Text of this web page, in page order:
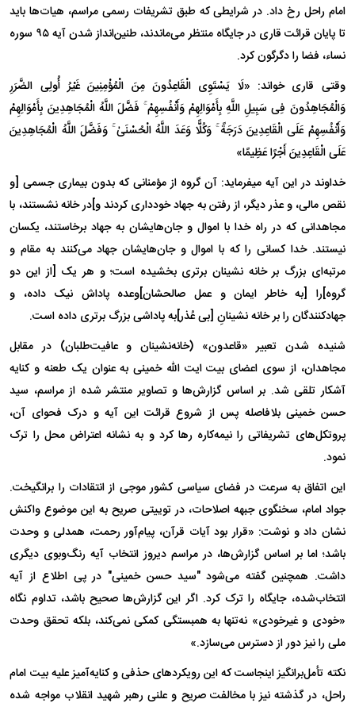
امام راحل رخ داد. در شرایطی که طبق تشریفات رسمی مراسم، هیات‌ها باید
تا پایان قرائت قاری در جایگاه منتظر می‌ماندند، طنین‌انداز شدن آیه ۹۵ سوره
نساء، فضا را دگرگون کرد.
وقتی قاری خواند: «لَا یَسْتَوِی الْقَاعِدُونَ مِنَ الْمُؤْمِنِینَ غَیْرُ أُولِی الضَّرَرِ
وَالْمُجَاهِدُونَ فِی سَبِیلِ اللَّهِ بِأَمْوَالِهِمْ وَأَنْفُسِهِمْ ۚ فَضَّلَ اللَّهُ الْمُجَاهِدِینَ بِأَمْوَالِهِمْ
وَأَنْفُسِهِمْ عَلَى الْقَاعِدِینَ دَرَجَةً ۚ وَکُلًّا وَعَدَ اللَّهُ الْحُسْنَىٰ ۚ وَفَضَّلَ اللَّهُ الْمُجَاهِدِینَ
عَلَى الْقَاعِدِینَ أَجْرًا عَظِیمًا»
خداوند در این آیه میفرماید: آن گروه از مؤمنانی که بدون بیماری جسمی [و
نقص مالی، و عذر دیگر، از رفتن به جهاد خودداری کردند و]در خانه نشستند، با
مجاهدانی که در راه خدا با اموال و جان‌هایشان به جهاد برخاستند، یکسان
نیستند. خدا کسانی را که با اموال و جان‌هایشان جهاد می‌کنند به مقام و
مرتبه‌ای بزرگ بر خانه نشینان برتری بخشیده است؛ و هر یک [از این دو
گروه]را [به خاطر ایمان و عمل صالحشان]وعده پاداش نیک داده، و
جهادکنندگان را بر خانه نشینانِ [بی عُذر]به پاداشی بزرگ برتری داده است.
شنیده شدن تعبیر «قاعدون» (خانه‌نشینان و عافیت‌طلبان) در مقابل
مجاهدان، از سوی اعضای بیت ایت الله خمینی به عنوان یک طعنه و کنایه
آشکار تلقی شد. بر اساس گزارش‌ها و تصاویر منتشر شده از مراسم، سید
حسن خمینی بلافاصله پس از شروع قرائت این آیه و درک فحوای آن،
پروتکل‌های تشریفاتی را نیمه‌کاره رها کرد و به نشانه اعتراض محل را ترک
نمود.
این اتفاق به سرعت در فضای سیاسی کشور موجی از انتقادات را برانگیخت.
جواد امام، سخنگوی جبهه اصلاحات، در توییتی صریح به این موضوع واکنش
نشان داد و نوشت: «قرار بود آیات قرآن، پیام‌آور رحمت، همدلی و وحدت
باشد؛ اما بر اساس گزارش‌ها، در مراسم دیروز انتخاب آیه رنگ‌وبوی دیگری
داشت. همچنین گفته می‌شود "سید حسن خمینی" در پی اطلاع از آیه
انتخاب‌شده، جایگاه را ترک کرد. اگر این گزارش‌ها صحیح باشد، تداوم نگاه
«خودی و غیرخودی» نه‌تنها به همبستگی کمکی نمی‌کند، بلکه تحقق وحدت
ملی را نیز دور از دسترس می‌سازد.»
نکته تأمل‌برانگیز اینجاست که این رویکرد‌های حذفی و کنایه‌آمیز علیه بیت امام
راحل، در گذشته نیز با مخالفت صریح و علنی رهبر شهید انقلاب مواجه شده